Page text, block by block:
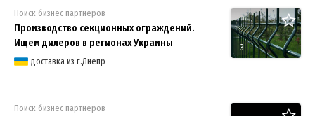
3
Поиск бизнес партнеров
Производство секционных ограждений.
Ищем дилеров в регионах Украины
доставка из г.Днепр
Поиск бизнес партнеров